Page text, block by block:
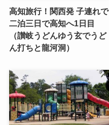
高知旅行！関西発 子連れで
二泊三日で高知へ1日目
（讃岐うどんゆう玄でうど
ん打ちと龍河洞）